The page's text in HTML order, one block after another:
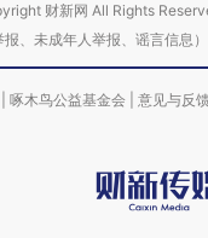
财新网 All Rights
报、未成年人举报、谣言
啄木鸟公益基金会 意见与反馈